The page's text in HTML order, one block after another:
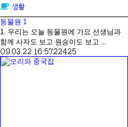
생활
동물원 1
1. 우리는 오늘 동물원에 가요 선생님과
함께 사자도 보고 원숭이도 보고 ...
09.03.22. 16:5722425